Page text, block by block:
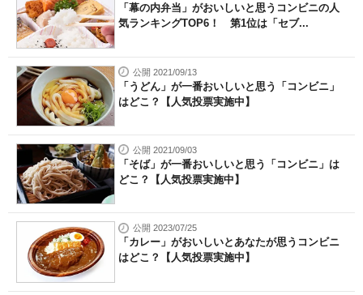
「幕の内弁当」がおいしいと思うコンビニの人
気ランキングTOP6！ 第1位は「セブ...
公開 2021/09/13
「うどん」が一番おいしいと思う「コンビニ」
はどこ？【人気投票実施中】
公開 2021/09/03
「そば」が一番おいしいと思う「コンビニ」は
どこ？【人気投票実施中】
公開 2023/07/25
「カレー」がおいしいとあなたが思うコンビニ
はどこ？【人気投票実施中】